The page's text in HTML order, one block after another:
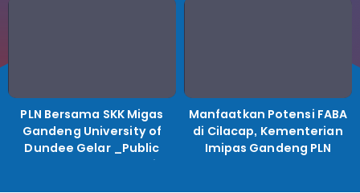
PLN Bersama SKK Migas
Gandeng University of
Dundee Gelar _Public
Lecture_, Kolaborasi
Manfaatkan Potensi FABA
di Cilacap, Kementerian
Imipas Gandeng PLN